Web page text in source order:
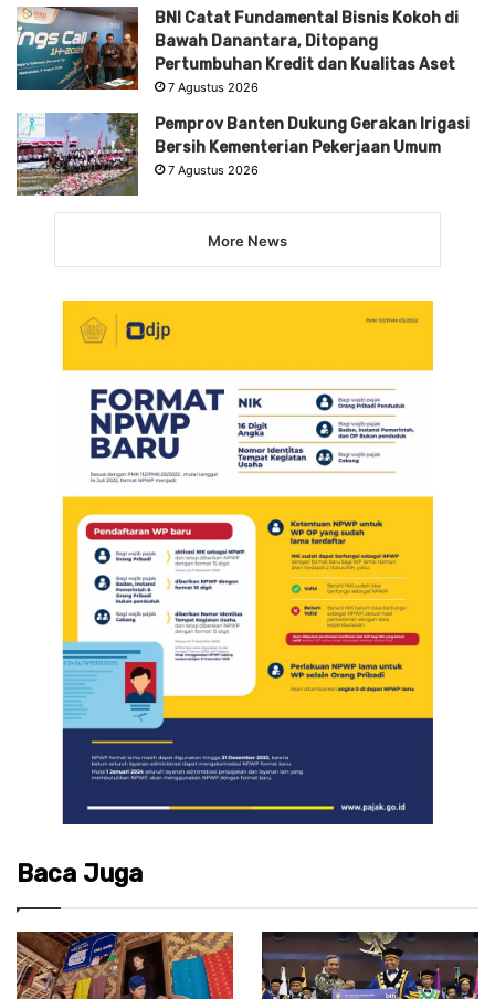
BNI Catat Fundamental Bisnis Kokoh di
Bawah Danantara, Ditopang
Pertumbuhan Kredit dan Kualitas Aset
7 Agustus 2026
Pemprov Banten Dukung Gerakan Irigasi
Bersih Kementerian Pekerjaan Umum
7 Agustus 2026
More News
Baca Juga